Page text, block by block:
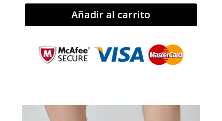
Añadir al carrito